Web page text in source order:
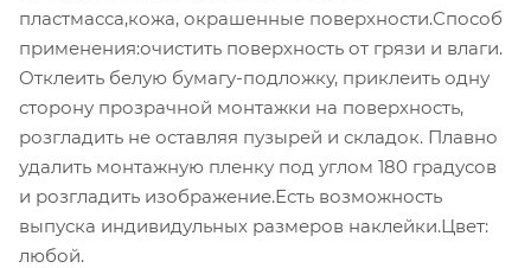
пластмасса,кожа, окрашенные поверхности.Способ
применения:очистить поверхность от грязи и влаги.
Отклеить белую бумагу-подложку, приклеить одну
сторону прозрачной монтажки на поверхность,
розгладить не оставляя пузырей и складок. Плавно
удалить монтажную пленку под углом 180 градусов
и розгладить изображение.Есть возможность
выпуска индивидульных размеров наклейки.Цвет:
любой.